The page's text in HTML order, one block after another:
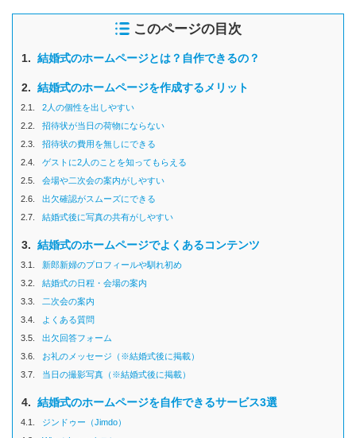
このページの目次
1. 結婚式のホームページとは？自作できるの？
2. 結婚式のホームページを作成するメリット
2.1.
2人の個性を出しやすい
2.2.
招待状が当日の荷物にならない
2.3.
招待状の費用を無しにできる
2.4.
ゲストに2人のことを知ってもらえる
2.5.
会場や二次会の案内がしやすい
2.6.
出欠確認がスムーズにできる
2.7.
結婚式後に写真の共有がしやすい
3. 結婚式のホームページでよくあるコンテンツ
3.1.
新郎新婦のプロフィールや馴れ初め
3.2.
結婚式の日程・会場の案内
3.3.
二次会の案内
3.4.
よくある質問
3.5.
出欠回答フォーム
3.6.
お礼のメッセージ（※結婚式後に掲載）
3.7.
当日の撮影写真（※結婚式後に掲載）
4. 結婚式のホームページを自作できるサービス3選
4.1.
ジンドゥー（Jimdo）